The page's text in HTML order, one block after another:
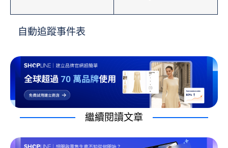
自動追蹤事件表
繼續閱讀文章